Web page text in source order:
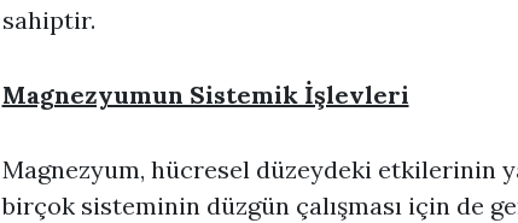
sahiptir.
Magnezyumun Sistemik İşlevleri
Magnezyum, hücresel düzeydeki etkilerinin
birçok sisteminin düzgün çalışması için de